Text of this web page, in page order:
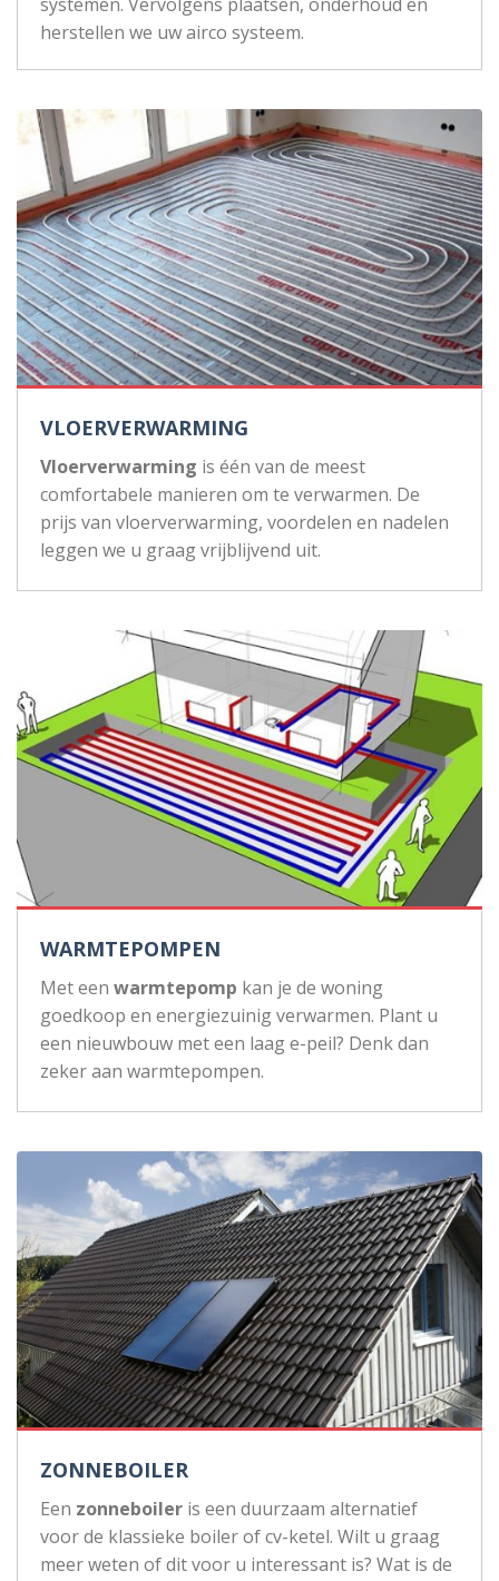
herstellen we uw airco systeem.
VLOERVERWARMING
Vloerverwarming is één van de meest
comfortabele manieren om te verwarmen. De
prijs van vloerverwarming, voordelen en nadelen
leggen we u graag vrijblijvend uit.
WARMTEPOMPEN
Met een warmtepomp kan je de woning
goedkoop en energiezuinig verwarmen. Plant u
een nieuwbouw met een laag e-peil? Denk dan
zeker aan warmtepompen.
ZONNEBOILER
Een zonneboiler is een duurzaam alternatief
voor de klassieke boiler of cv-ketel. Wilt u graag
meer weten of dit voor u interessant is? Wat is de